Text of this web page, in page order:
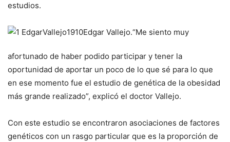
estudios.
Edgar Vallejo.“Me siento muy
afortunado de haber podido participar y tener la
oportunidad de aportar un poco de lo que sé para lo que
en ese momento fue el estudio de genética de la obesidad
más grande realizado”, explicó el doctor Vallejo.
Con este estudio se encontraron asociaciones de factores
genéticos con un rasgo particular que es la proporción de